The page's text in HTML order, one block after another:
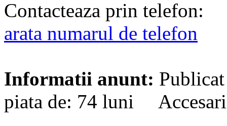
Contacteaza prin telefon:
arata numarul de telefon
Informatii anunt:
piata de: 74 luni